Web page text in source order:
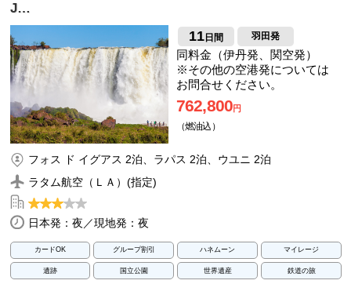
J…
11日間 羽田発
同料金（伊丹発、関空発）
※その他の空港発については
お問合せください。
762,800円
（燃油込）
フォス ド イグアス 2泊、ラパス 2泊、ウユニ 2泊
ラタム航空（ＬＡ）(指定)
日本発：夜／現地発：夜
カードOK グループ割引 ハネムーン マイレージ
遺跡 国立公園 世界遺産 鉄道の旅